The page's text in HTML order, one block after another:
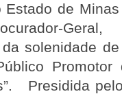
Estado de
solenidade
Promotor
Presidida